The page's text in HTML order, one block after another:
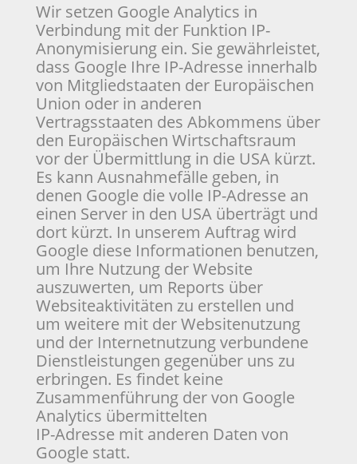
Wir setzen Google Analytics in
Verbindung mit der Funktion IP-
Anonymisierung ein. Sie gewährleistet,
dass Google Ihre IP-Adresse innerhalb
von Mitgliedstaaten der Europäischen
Union oder in anderen
Vertragsstaaten des Abkommens über
den Europäischen Wirtschaftsraum
vor der Übermittlung in die USA kürzt.
Es kann Ausnahmefälle geben, in
denen Google die volle IP-Adresse an
einen Server in den USA überträgt und
dort kürzt. In unserem Auftrag wird
Google diese Informationen benutzen,
um Ihre Nutzung der Website
auszuwerten, um Reports über
Websiteaktivitäten zu erstellen und
um weitere mit der Websitenutzung
und der Internetnutzung verbundene
Dienstleistungen gegenüber uns zu
erbringen. Es findet keine
Zusammenführung der von Google
Analytics übermittelten
IP-Adresse mit anderen Daten von
Google statt.